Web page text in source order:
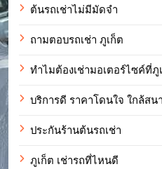
ต้นรถเช่าไม่มีมัดจำ
ถามตอบรถเช่า ภูเก็ต
ทำไมต้องเช่ามอเตอร์ไซค์ที่ภู
บริการดี ราคาโดนใจ ใกล้สน
ประกันร้านต้นรถเช่า
ภูเก็ต เช่ารถที่ไหนดี